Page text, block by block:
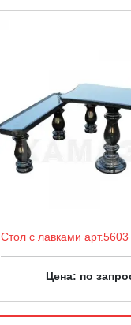
Стол с лавками арт.5603
Цена: по